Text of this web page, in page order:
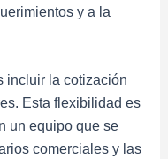
y a la
incluir la cotización
Esta flexibilidad es
un equipo que se
comerciales y las